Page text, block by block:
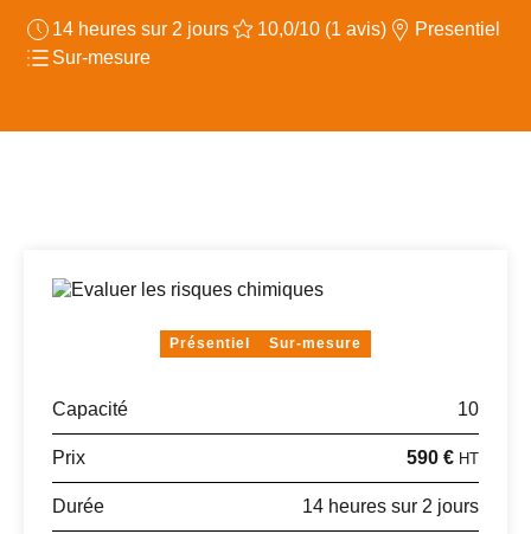
14 heures sur 2 jours 10,0/10 (1 avis)
Presentiel
Sur-mesure
Présentiel Sur-mesure
Capacité 10
Prix 590 € HT
Durée 14 heures sur 2 jours